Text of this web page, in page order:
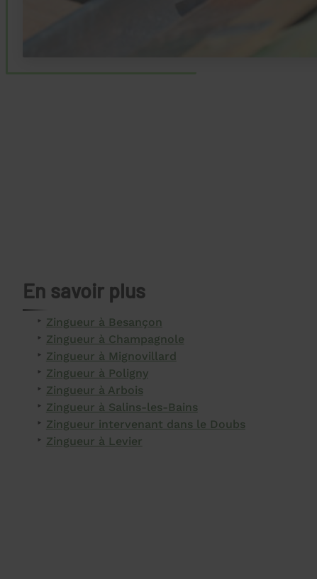
En savoir plus
Zingueur à Besançon
Zingueur à Champagnole
Zingueur à Mignovillard
Zingueur à Poligny
Zingueur à Arbois
Zingueur à Salins-les-Bains
Zingueur intervenant dans le Doubs
Zingueur à Levier